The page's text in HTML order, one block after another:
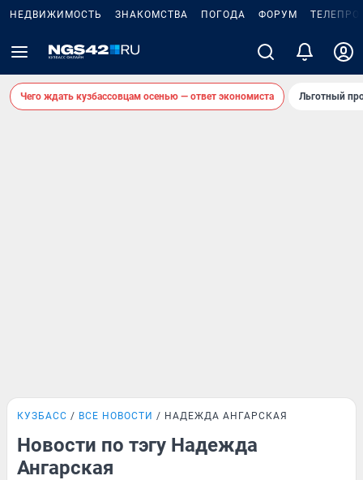
НЕДВИЖИМОСТЬ ЗНАКОМСТВА ПОГОДА ФОРУМ
Чего ждать кузбассовцам осенью — ответ экономиста Льготный
КУЗБАСС ВСЕ НОВОСТИ НАДЕЖДА АНГАРСКАЯ
Новости по тэгу Надежда
Ангарская